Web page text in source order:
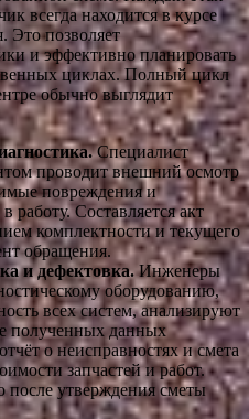
всегда находится в курсе
Это позволяет
и эффективно планировать
циклах. Полный цикл
обычно выглядит
Специалист
проводит внешний осмотр
повреждения и
работу. Составляется акт
комплектности и текущего
обращения.
и дефектовка.Инженеры
оборудованию,
всех систем, анализируют
полученных данных
о неисправностях и смета
запчастей и работ.
после утверждения сметы